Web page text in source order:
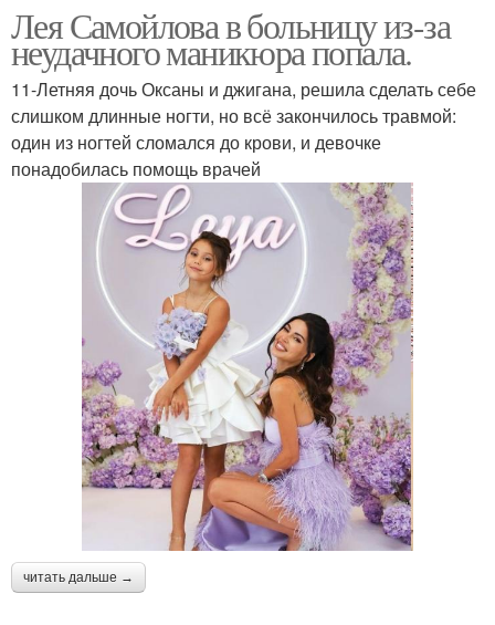
красивый маникюр мастер маникюра
красный маникюр маникюр дома
маникюр лаком фото модный маникюр фото
маникюр педикюр макияж и маникюр
маникюр на короткие
маникюр рисунки
Лея Самойлова в больницу из-за
неудачного маникюра попала.
11-Летняя дочь Оксаны и джигана, решила сделать себе
слишком длинные ногти, но всё закончилось травмой:
один из ногтей сломался до крови, и девочке
понадобилась помощь врачей
читать дальше →